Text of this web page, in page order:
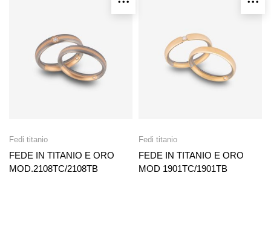
Fedi titanio
FEDE IN TITANIO E ORO
MOD.2108TC/2108TB
Fedi titanio
FEDE IN TITANIO E ORO
MOD 1901TC/1901TB